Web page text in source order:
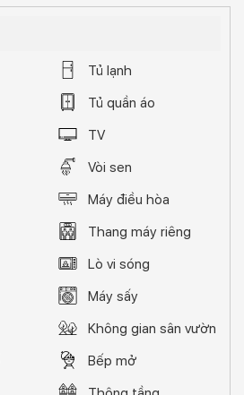
Tủ lạnh
Tủ quần áo
TV
Vòi sen
Máy điều hòa
Thang máy riêng
Lò vi sóng
Máy sấy
Không gian sân vườn
Bếp mở